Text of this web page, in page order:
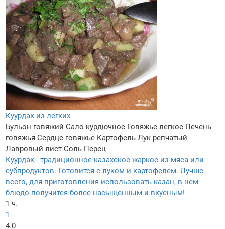
Куурдак из легких
Бульон говяжий Сало курдючное Говяжье легкое Печень
говяжья Сердце говяжье Картофель Лук репчатый
Лавровый лист Соль Перец
Куурдак - традиционное казахское жаркое из мяса или
субпродуктов. Готовится с луком и картофелем. Лучше
всего, для приготовления использовать казан, в нем
блюдо получится более насыщенным и вкусным!
1 ч.
1
4.0